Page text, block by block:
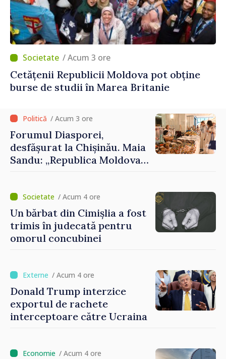
/ Acum 3 ore
Cetățenii Republicii Moldova pot obține
burse de studii în Marea Britanie
/ Acum 3 ore
Forumul Diasporei,
desfășurat la Chișinău. Maia
Sandu: „Republica Moldova
rol important în promovarea
și susținerea acestui
parcurs”
/ Acum 4 ore
Un bărbat din Cimișlia a fost
trimis în judecată pentru
omorul concubinei
/ Acum 4 ore
Donald Trump interzice
exportul de rachete
interceptoare către Ucraina
/ Acum 4 ore